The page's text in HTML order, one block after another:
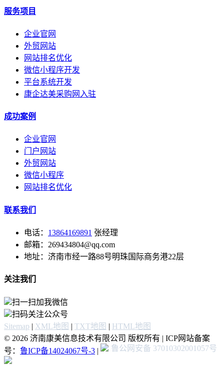
服务项目
企业官网
外贸网站
网站排名优化
微信小程序开发
平台系统开发
康企达美采购网入驻
成功案例
企业官网
门户网站
外贸网站
微信小程序
网站排名优化
联系我们
电话： 13864169891 张经理
邮箱：269434804@qq.com
地址：济南市经一路88号明珠国际商务港22层
关注我们
扫一扫加我微信
扫码关注公众号
Sitemap | XML地图 | TXT地图 | HTML地图
© 2026 济南康美信息技术有限公司 版权所有 | ICP网站备案
号： 鲁ICP备14024067号-3 | 鲁公网安备 37010302001057号